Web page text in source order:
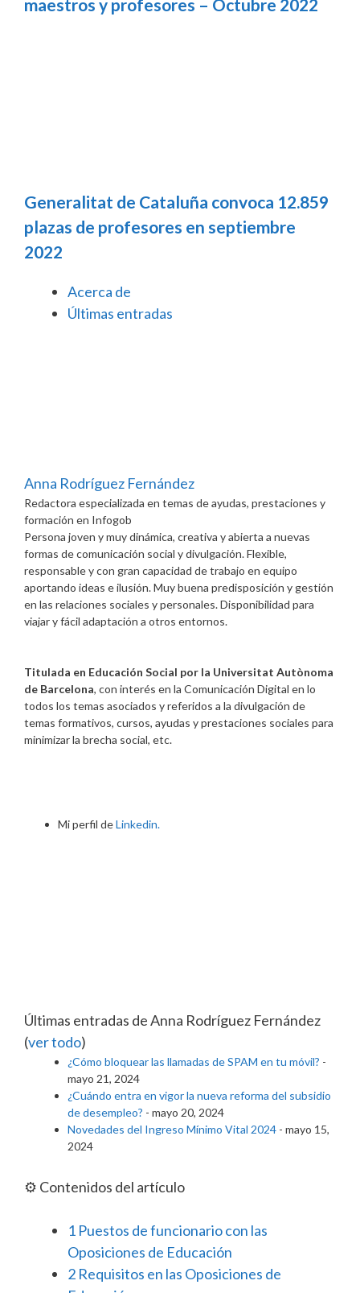
maestros y profesores – Octubre 2022
Generalitat de Cataluña convoca 12.859
plazas de profesores en septiembre
2022
Acerca de
Últimas entradas
Anna Rodríguez Fernández
Redactora especializada en temas de ayudas, prestaciones y
formación en Infogob
Persona joven y muy dinámica, creativa y abierta a nuevas
formas de comunicación social y divulgación. Flexible,
responsable y con gran capacidad de trabajo en equipo
aportando ideas e ilusión. Muy buena predisposición y gestión
en las relaciones sociales y personales. Disponibilidad para
viajar y fácil adaptación a otros entornos.
Titulada en Educación Social por la Universitat Autònoma
de Barcelona, con interés en la Comunicación Digital en lo
todos los temas asociados y referidos a la divulgación de
temas formativos, cursos, ayudas y prestaciones sociales para
minimizar la brecha social, etc.
Mi perfil deLinkedin.
Últimas entradas de Anna Rodríguez Fernández
(ver todo)
¿Cómo bloquear las llamadas de SPAM en tu móvil? -
mayo 21, 2024
¿Cuándo entra en vigor la nueva reforma del subsidio
de desempleo? - mayo 20, 2024
Novedades del Ingreso Mínimo Vital 2024 - mayo 15,
2024
⚙️ Contenidos del artículo
1 Puestos de funcionario con las
Oposiciones de Educación
2 Requisitos en las Oposiciones de